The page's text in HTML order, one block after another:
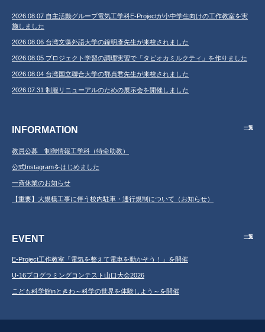
2026.08.07 自主活動グループ電気工学科E-Projectが小中学生向けの工作教室を実
施しました
2026.08.06 台湾文藻外語大学の鐘明彥先生が来校されました
2026.08.05 プロジェクト学習の調理実習で「タピオカミルクティ」を作りました
2026.08.04 台湾国立聯合大学の鄂貞君先生が来校されました
2026.07.31 制服リニューアルのための展示会を開催しました
INFORMATION 一覧
教員公募 制御情報工学科（特命助教）
公式Instagramをはじめました
一斉休業のお知らせ
【重要】大規模工事に伴う校内駐車・通行規制について（お知らせ）
EVENT 一覧
E-Project工作教室「電気を整えて電車を動かそう！」を開催
U-16プログラミングコンテスト山口大会2026
こども科学館inときわ～科学の世界を体験しよう～を開催